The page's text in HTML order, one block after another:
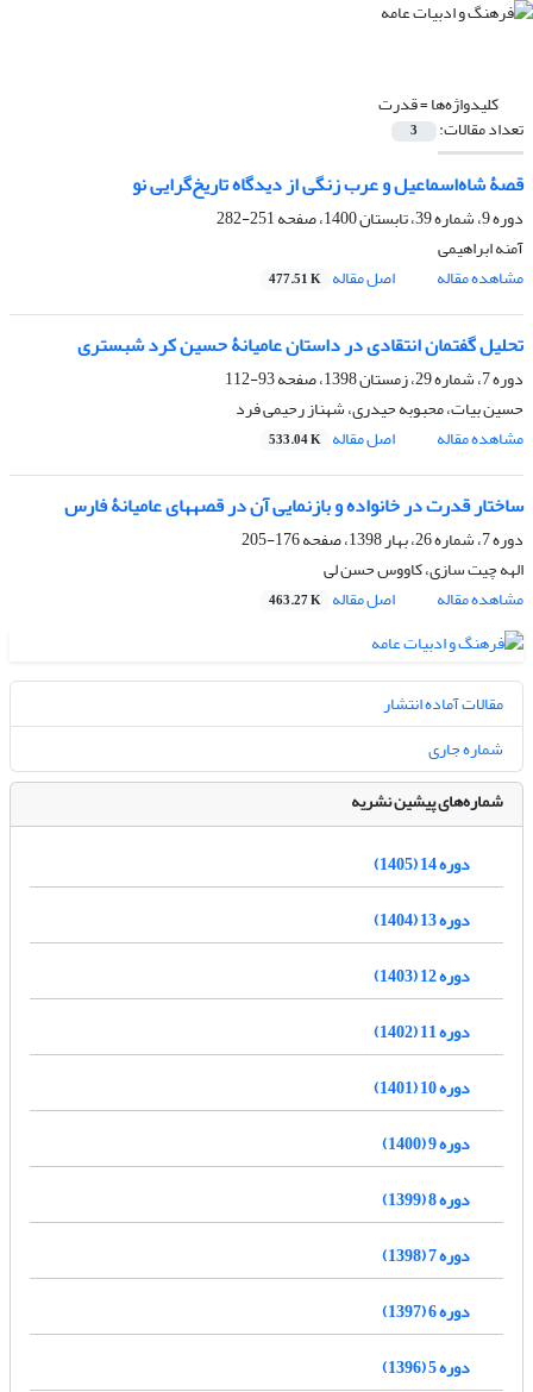
کلیدواژه‌ها =قدرت
تعداد مقالات: 3
قصۀ شاه‌اسماعیل و عرب زنگی از دیدگاه تاریخ‌گرایی نو
دوره 9، شماره 39، تابستان 1400، صفحه
251-282
آمنه ابراهیمی
مشاهده مقاله
اصل مقاله 477.51 K
تحلیل گفتمان انتقادی در داستان عامیانۀ حسین کرد شبستری
دوره 7، شماره 29، زمستان 1398، صفحه
93-112
حسین بیات، محبوبه حیدری، شهناز رحیمی فرد
مشاهده مقاله
اصل مقاله 533.04 K
ساختار قدرت در خانواده و بازنمایی آن در قصههای عامیانۀ فارس
دوره 7، شماره 26، بهار 1398، صفحه
176-205
الهه چیت سازی، کاووس حسن لی
مشاهده مقاله
اصل مقاله 463.27 K
مقالات آماده انتشار
شماره جاری
شماره‌های پیشین نشریه
دوره 14 (1405)
دوره 13 (1404)
دوره 12 (1403)
دوره 11 (1402)
دوره 10 (1401)
دوره 9 (1400)
دوره 8 (1399)
دوره 7 (1398)
دوره 6 (1397)
دوره 5 (1396)